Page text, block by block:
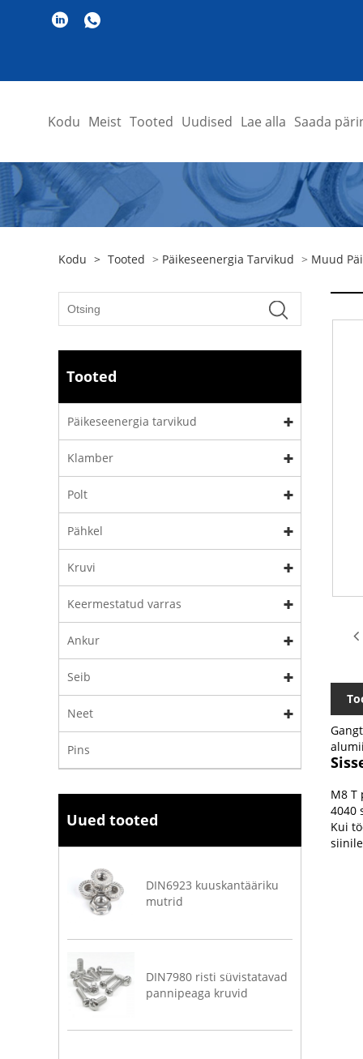
Kodu Meist Tooted Uudised Lae alla Saada
Kodu > Tooted > Päikeseenergia Tarvikud > Muud
Tooted
Päikeseenergia tarvikud
Klamber
Polt
Pähkel
Kruvi
Keermestatud varras
Ankur
Seib
Neet
Pins
Uued tooted
DIN6923 kuuskantääriku
mutrid
DIN7980 risti süvistatavad
pannipeaga kruvid
M8 T
4040
Kui